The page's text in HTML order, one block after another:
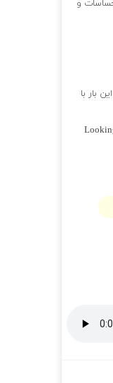
و
بار با